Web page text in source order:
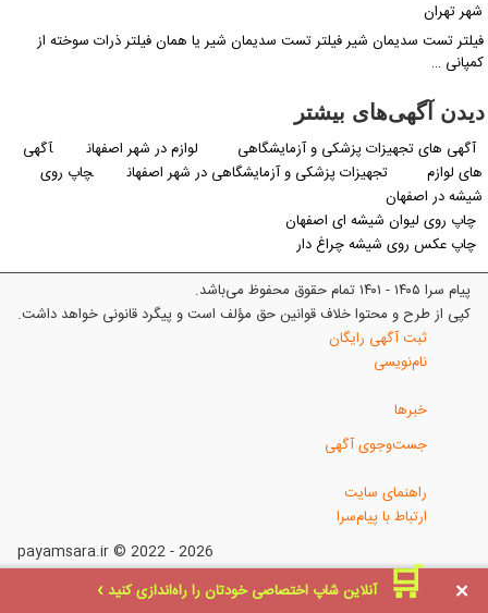
شهر تهران
فیلتر تست سدیمان شیر فیلتر تست سدیمان شیر یا همان فیلتر ذرات سوخته از
کمپانی …
دیدن آگهی‌های بیشتر
آگهی های تجهیزات پزشکی و آزمایشگاهی
لوازم در شهر اصفهان
آگهی
های لوازم
تجهیزات پزشکی و آزمایشگاهی در شهر اصفهان
چاپ روی
شیشه در اصفهان
چاپ روی لیوان شیشه ای اصفهان
چاپ عکس روی شیشه چراغ دار
آنلاین شاپ اختصاصی خودتان را راه‌اندازی کنید ×
پیام سرا ۱۴۰۵ - ۱۴۰۱ تمام حقوق محفوظ می‌باشد.
کپی از طرح و محتوا خلاف قوانین حق مؤلف است و پیگرد قانونی خواهد داشت.
ثبت آگهی رایگان
نام‌نویسی
خبرها
جست‌وجوی آگهی
راهنمای سایت
ارتباط با پیام‌سرا
payamsara.ir © 2022 - 2026
^